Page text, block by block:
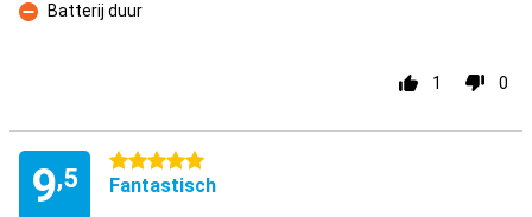
Minpunt
Batterij duur
1 0
9,5
5 sterren
Fantastisch